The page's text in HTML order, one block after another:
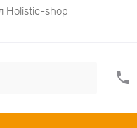
Holistic-shop